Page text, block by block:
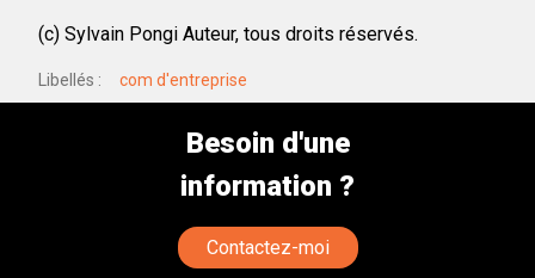
(c) Sylvain Pongi Auteur, tous droits réservés.
Libellés com d'entreprise
Besoin d'une
information ?
Contactez-moi